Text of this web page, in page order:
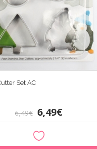
Set AC
6,49€ 6,49€